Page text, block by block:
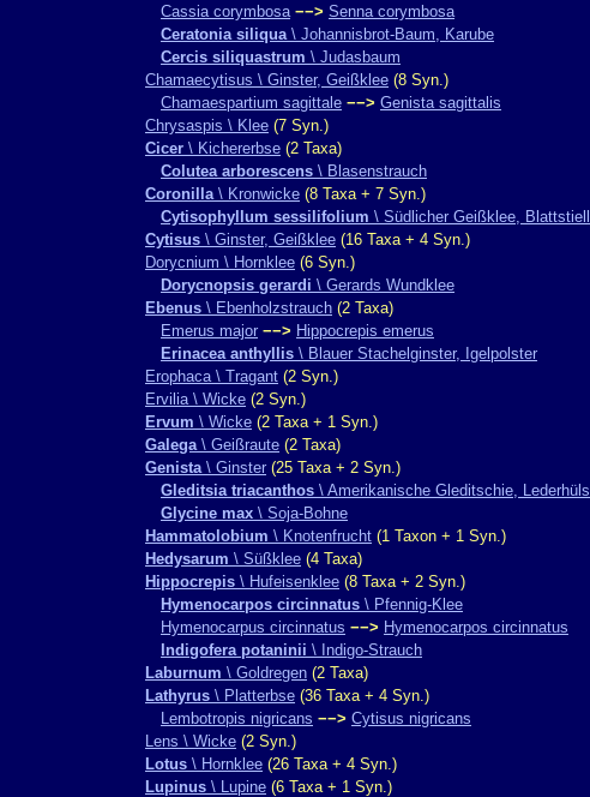
Cassia corymbosa −−> Senna corymbosa
Ceratonia siliqua\ Johannisbrot-Baum, Karube
Cercis siliquastrum \ Judasbaum
Chamaecytisus \ Ginster, Geißklee (8 Syn.)
Chamaespartium sagittale −−> Genista sagittalis
Chrysaspis \ Klee (7 Syn.)
Cicer \ Kichererbse (2 Taxa)
Colutea arborescens \ Blasenstrauch
Coronilla\ Kronwicke (8 Taxa + 7 Syn.)
Cytisophyllum sessilifolium \ Südlicher Geißklee,
Cytisus \ Ginster, Geißklee (16 Taxa + 4 Syn.)
Dorycnium \ Hornklee (6 Syn.)
Dorycnopsis gerardi \ Gerards Wundklee
Ebenus \ Ebenholzstrauch (2 Taxa)
Emerus major −−> Hippocrepis emerus
Erinacea anthyllis \ Blauer Stachelginster, Igelpolster
Erophaca \ Tragant (2 Syn.)
Ervilia \ Wicke (2 Syn.)
Ervum \ Wicke (2 Taxa + 1 Syn.)
Galega\ Geißraute (2 Taxa)
Genista\ Ginster (25 Taxa + 2 Syn.)
Gleditsia triacanthos \ Amerikanische Gleditschie,
Glycine max \ Soja-Bohne
Hammatolobium \ Knotenfrucht (1 Taxon + 1 Syn.)
Hedysarum \ Süßklee (4 Taxa)
Hippocrepis \ Hufeisenklee (8 Taxa + 2 Syn.)
Hymenocarpos circinnatus \ Pfennig-Klee
Hymenocarpus circinnatus −−> Hymenocarpos circinnatus
Indigofera potaninii \ Indigo-Strauch
Laburnum \ Goldregen (2 Taxa)
Lathyrus \ Platterbse (36 Taxa + 4 Syn.)
Lembotropis nigricans −−> Cytisus nigricans
Lens \ Wicke (2 Syn.)
Lotus \ Hornklee (26 Taxa + 4 Syn.)
Lupinus \ Lupine (6 Taxa + 1 Syn.)